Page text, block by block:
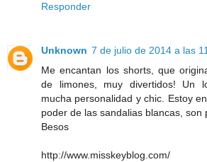
Responder
Unknown 7 de julio de 2014 a las
Me encantan los shorts, que
de limones, muy divertidos! Un
mucha personalidad y chic. Estoy
poder de las sandalias blancas, son
Besos
http://www.misskeyblog.com/